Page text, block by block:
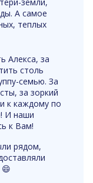
А самое
теплых
Алекса, за
столь
семью. За
за зоркий
к каждому по
И наши
к Вам!
рядом,